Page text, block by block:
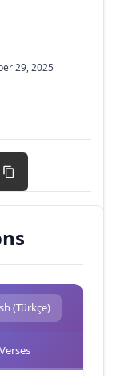
29, 2025
(Türkçe)
Verses